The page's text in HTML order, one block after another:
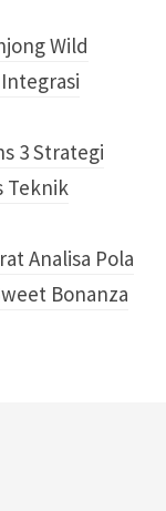
Wild
3 Strategi
Teknik
Analisa Pola
Bonanza